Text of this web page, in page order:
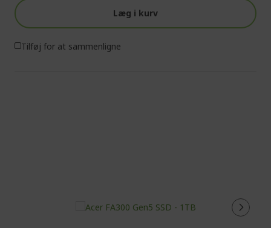
Læg i kurv
Tilføj for at sammenligne